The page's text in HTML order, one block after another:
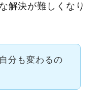
解決が難しくなり
分も変わるの